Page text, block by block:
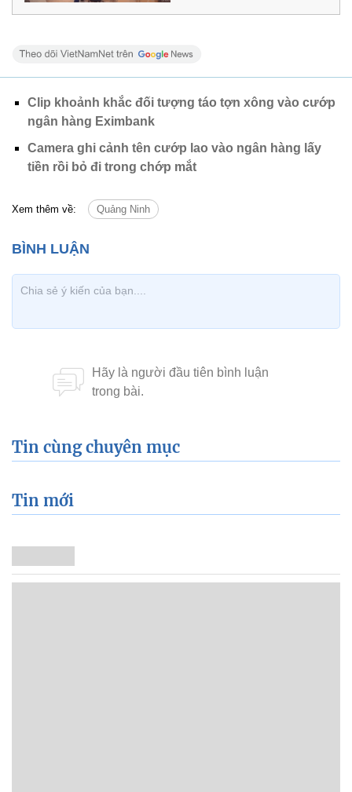
Clip khoảnh khắc đối tượng táo tợn xông vào cướp
ngân hàng Eximbank
Camera ghi cảnh tên cướp lao vào ngân hàng lấy
tiền rồi bỏ đi trong chớp mắt
Xem thêm về: Quảng Ninh
Tin cùng chuyên mục
Tin mới